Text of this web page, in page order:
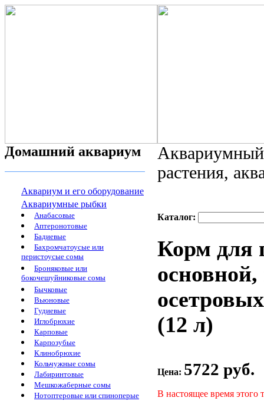
Домашний аквариум
Аквариум и его оборудование
Аквариумные рыбки
Анабасовые
Аптеронотовые
Бадиевые
Бахромчатоусые или
перистоусые сомы
Броняковые или
бокочешуйниковые сомы
Бычковые
Вьюновые
Гудиевые
Иглобрюхие
Карповые
Карпозубые
Клинобрюхие
Кольчужные сомы
Лабиринтовые
Мешкожаберные сомы
Нотоптеровые или спиноперые
растения,
Каталог:
Корм для
(12 л)
Цена: 5722 руб.
В настоящее время этого